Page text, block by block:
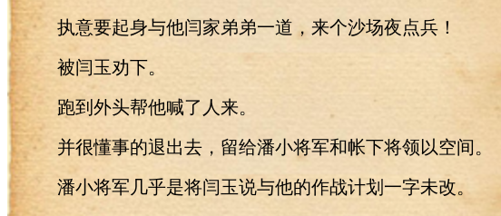
执意要起身与他闫家弟弟一道，来个沙场夜点兵！
被闫玉劝下。
跑到外头帮他喊了人来。
并很懂事的退出去，留给潘小将军和帐下将领以空间。
潘小将军几乎是将闫玉说与他的作战计划一字未改。